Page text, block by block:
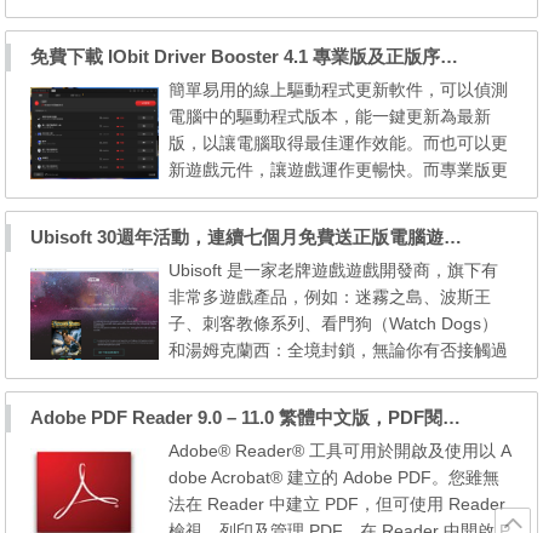
體或遊戲，其中有基於Microsoft Visual C+
+開發的應用程式，使用者端也必需安裝相對
應版本的套件，才不會在執行該程式時發生錯
誤。安裝過的套件基本上是不需要再安裝一
次，除非它有損壞缺檔的問題，要重新安裝相
同版本的套件一定要...
免費下載 IObit Driver Booster 4.1 專業版及正版序號，驅動程式一鍵更新
簡單易用的線上驅動程式更新軟件，可以偵測
電腦中的驅動程式版本，能一鍵更新為最新
版，以讓電腦取得最佳運作效能。而也可以更
新遊戲元件，讓遊戲運作更暢快。而專業版更
支援驅動程式的備份功能，在更新前可以備
從現在開始，大約是到香港時間2016/12/27日
中午左右。 活動序號：AEA62-9AB38-55C75
-339B4 下載連結：http://files.wmos.info/hos
t/5DW
Ubisoft 30週年活動，連續七個月免費送正版電腦遊戲，贈送正版遊戲刺客教條III
Ubisoft 是一家老牌遊戲遊戲開發商，旗下有
非常多遊戲產品，例如：迷霧之島、波斯王
子、刺客教條系列、看門狗（Watch Dogs）
和湯姆克蘭西：全境封鎖，無論你有否接觸過
Ubisoft 遊戲，今次送正版電腦遊戲活動也是
開始推出為期七個月的免費送遊戲活動，只要
透過活動網頁及 Ubisoft 的遊戲平台 Uplay 登
記使用者帳號即可獲得正版電腦遊戲。 活動
網頁：https://30y...
Adobe PDF Reader 9.0 – 11.0 繁體中文版，PDF閱讀工具
Adobe® Reader® 工具可用於開啟及使用以 A
dobe Acrobat® 建立的 Adobe PDF。您雖無
法在 Reader 中建立 PDF，但可使用 Reader